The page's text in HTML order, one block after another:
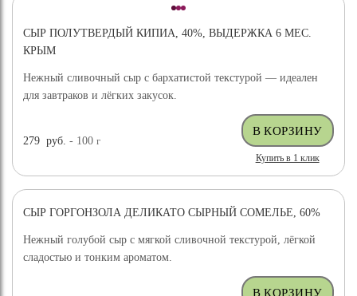
СЫР ПОЛУТВЕРДЫЙ КИПИА, 40%, ВЫДЕРЖКА 6 МЕС.
КРЫМ
Нежный сливочный сыр с бархатистой текстурой — идеален
для завтраков и лёгких закусок.
279 руб. - 100г
Купить в 1 клик
СЫР ГОРГОНЗОЛА ДЕЛИКАТО СЫРНЫЙ СОМЕЛЬЕ, 60%
Нежный голубой сыр с мягкой сливочной текстурой, лёгкой
сладостью и тонким ароматом.